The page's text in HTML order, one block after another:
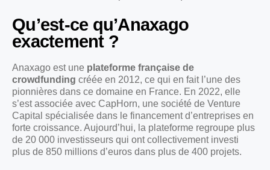
Qu’est-ce qu’Anaxago
exactement ?
Anaxago est une plateforme française de
crowdfunding créée en 2012, ce qui en fait l’une des
pionnières dans ce domaine en France. En 2022, elle
s’est associée avec CapHorn, une société de Venture
Capital spécialisée dans le financement d’entreprises en
forte croissance. Aujourd’hui, la plateforme regroupe plus
de 20 000 investisseurs qui ont collectivement investi
plus de 850 millions d’euros dans plus de 400 projets.